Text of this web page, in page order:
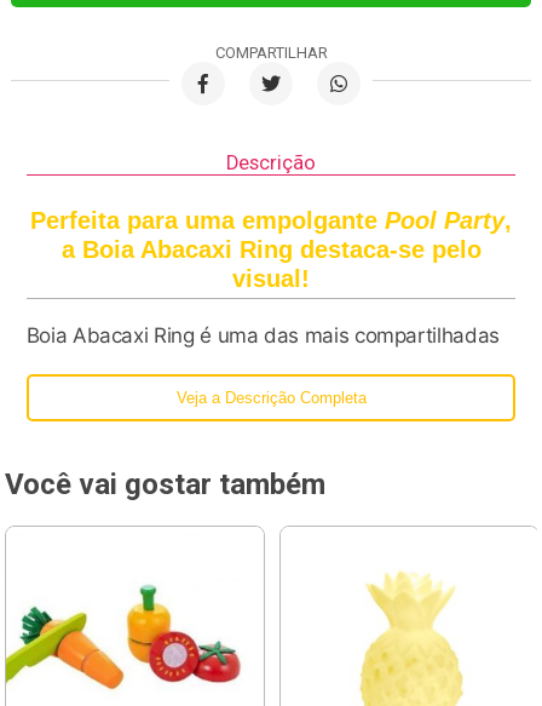
COMPARTILHAR
Descrição
Perfeita para uma empolgante Pool Party,
a Boia Abacaxi Ring destaca-se pelo
visual!
Boia Abacaxi Ring é uma das mais compartilhadas
maravilhosafloatpossui um aspecto super
A boia Abacaxi Ring fascina quem vê e curte.
Ela está no top five da KforSummer, empresa
especializada em boias temáticas aqui no Brasil!
Veja a Descrição Completa
Você vai gostar também